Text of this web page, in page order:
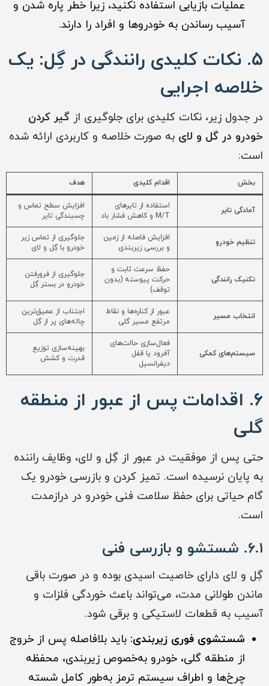
عملیات بازیابی استفاده نکنید، زیرا خطر پاره شدن و
آسیب رساندن به خودروها و افراد را دارند.
۵. نکات کلیدی رانندگی در گِل: یک
خلاصه اجرایی
در جدول زیر، نکات کلیدی برای جلوگیری از گیر کردن
خودرو در گل و لای به صورت خلاصه و کاربردی ارائه شده
است:
بخش اقدام کلیدی هدف
آمادگی تایر
استفاده از تایرهای
M/T و کاهش فشار باد
افزایش سطح تماس و
چسبندگی تایر
تنظیم خودرو
افزایش فاصله از زمین
و بررسی زیربندی
جلوگیری از تماس زیر
خودرو با گِل و لای
تکنیک رانندگی
حفظ سرعت ثابت و
حرکت پیوسته (بدون
توقف)
جلوگیری از فرورفتن
خودرو در بستر گِل
انتخاب مسیر
عبور از کناره‌ها و نقاط
مرتفع مسیر گلی
اجتناب از عمیق‌ترین
چاله‌های پر از گِل
سیستم‌های کمکی
فعال‌سازی حالت‌های
آفرود یا قفل
دیفرانسیل
بهینه‌سازی توزیع
قدرت و کشش
۶. اقدامات پس از عبور از منطقه
گلی
حتی پس از موفقیت در عبور از گِل و لای، وظایف راننده
به پایان نرسیده است. تمیز کردن و بازرسی خودرو یک
گام حیاتی برای حفظ سلامت فنی خودرو در درازمدت
است.
۶.۱. شستشو و بازرسی فنی
گِل و لای دارای خاصیت اسیدی بوده و در صورت باقی
ماندن طولانی مدت، می‌تواند باعث خوردگی فلزات و
آسیب به قطعات لاستیکی و برقی شود.
شستشوی فوری زیربندی: باید بلافاصله پس از خروج
از منطقه گلی، خودرو به‌خصوص زیربندی، محفظه
چرخ‌ها و اطراف سیستم ترمز به‌طور کامل شسته